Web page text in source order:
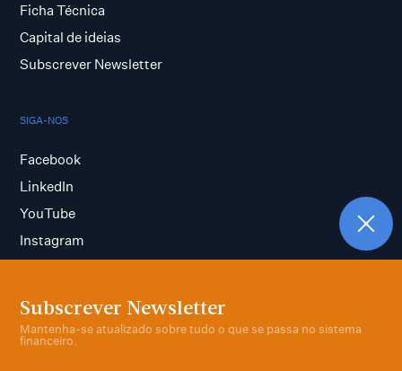
Subscrever Newsletter
Mantenha-se atualizado sobre tudo o que se passa no sistema
financeiro.
Ficha Técnica
Capital de ideias
Subscrever Newsletter
SIGA-NOS
Facebook
LinkedIn
YouTube
Instagram
Termos e condições
Política de privacidade